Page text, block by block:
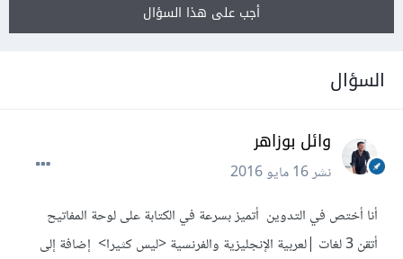
أجب على هذا السؤال
السؤال
وائل بوزاهر
نشر16 مايو 2016
أنا أختص في التدوين أتميز بسرعة في الكتابة على لوحة المفاتيح
أتقن 3 لغات |لعربية الإنجليزية والفرنسية <ليس كثيرا> إضافة إلى